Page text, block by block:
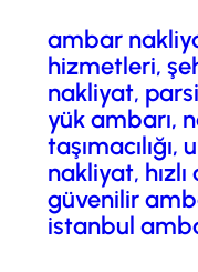
İçeriğeambar
hizmetleri,
nakliyat,
yük ambarı,
nakliyat,
güvenilir
istanbul